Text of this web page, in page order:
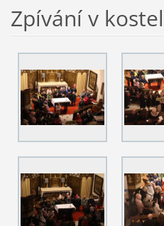
Zpívání v